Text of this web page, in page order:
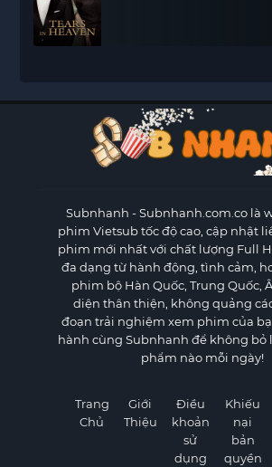
Subnhanh - Subnhanh.com.co là
phim Vietsub tốc độ cao, cập nhật
phim mới nhất với chất lượng Full
đa dạng từ hành động, tình cảm,
phim bộ Hàn Quốc, Trung Quốc,
diện thân thiện, không quảng
đoạn trải nghiệm xem phim của
hành cùng Subnhanh để không bỏ
phẩm nào mỗi ngày!
Trang
Chủ
Giới
Thiệu
Điều
khoản
sử
dụng
Khiếu
nại
bản
quyền